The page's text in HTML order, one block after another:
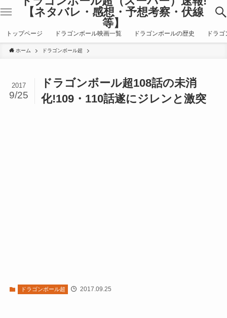
【ネタバレ・感想・予想考察・伏線
等】
トップページ ドラゴンボール映画一覧 ドラゴンボールの歴史 ドラ
ホーム ドラゴンボール超
ドラゴンボール超108話の未消
化!109・110話遂にジレンと激突
2017
9/25
ドラゴンボール超 2017.09.25